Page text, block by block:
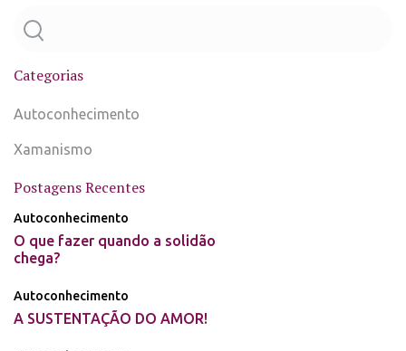
Categorias
Autoconhecimento
Xamanismo
Postagens Recentes
Autoconhecimento
O que fazer quando a solidão
chega?
Autoconhecimento
A SUSTENTAÇÃO DO AMOR!